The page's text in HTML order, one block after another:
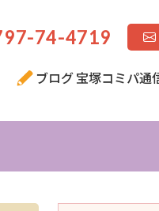
74-4719
ブログ 宝塚コミパ通